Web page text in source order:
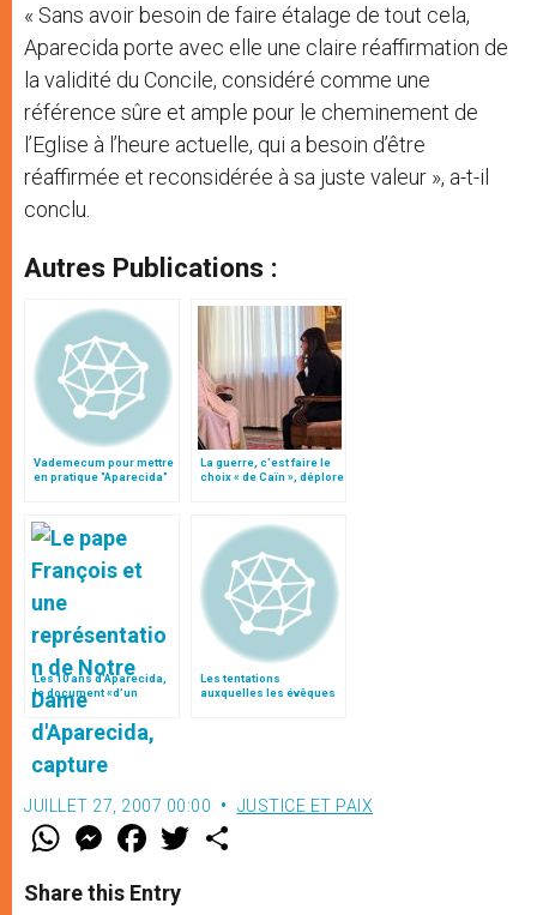
« Sans avoir besoin de faire étalage de tout cela,
Aparecida porte avec elle une claire réaffirmation de
la validité du Concile, considéré comme une
référence sûre et ample pour le cheminement de
l’Eglise à l’heure actuelle, qui a besoin d’être
réaffirmée et reconsidérée à sa juste valeur », a-t-il
conclu.
Autres Publications :
Vademecum pour mettre
en pratique "Aparecida"
La guerre, c’est faire le
choix « de Caïn », déplore
Les 10 ans d’Aparecida,
le document «d’un
pasteur devenu
universel»
Les tentations
auxquelles les évêques
JUILLET 27, 2007 00:00 JUSTICE ET PAIX
W
t
s
M
e
s
e
F
a
e
b
w
Share this Entry